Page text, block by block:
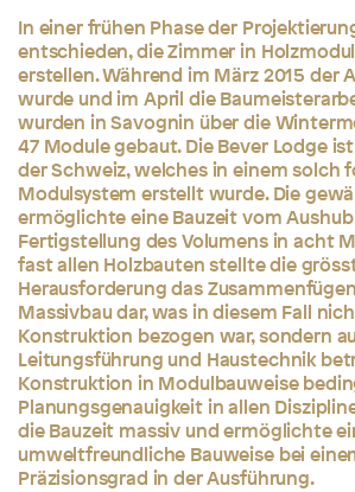
In einer frühen Phase der
entschieden, die Zimmer in
erstellen. Während im März 2015 der
wurde und im April die
wurden in Savognin über die
47 Module gebaut. Die Bever Lodge
der Schweiz, welches in einem
Modulsystem erstellt wurde. Die
ermöglichte eine Bauzeit vom
Fertigstellung des Volumens in acht
fast allen Holzbauten stellte die
Herausforderung das
Massivbau dar, was in diesem Fall
Konstruktion bezogen war, sondern
Leitungsführung und Haustechnik
Konstruktion in Modulbauweise
Planungsgenauigkeit in allen
die Bauzeit massiv und ermöglichte
umweltfreundliche Bauweise bei
Präzisionsgrad in der Ausführung.